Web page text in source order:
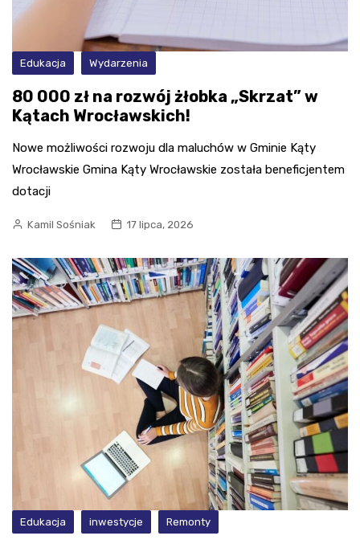
Edukacja Wydarzenia
80 000 zł na rozwój żłobka „Skrzat” w
Kątach Wrocławskich!
Nowe możliwości rozwoju dla maluchów w Gminie Kąty
Wrocławskie Gmina Kąty Wrocławskie została beneficjentem
dotacji
Kamil Sośniak 17 lipca, 2026
Edukacja inwestycje Remonty